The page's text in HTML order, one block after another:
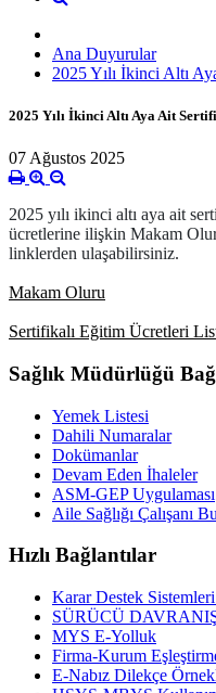
Ana Duyurular
2025 Yılı İkinci Altı
2025 Yılı İkinci Altı Aya Ait
07 Ağustos 2025
2025 yılı ikinci altı aya ait
ücretlerine ilişkin Makam
linklerden ulaşabilirsiniz.
Makam Oluru
Sertifikalı Eğitim Ücretleri
Sağlık Müdürlüğü
Yemek Listesi
Dahili Numaralar
Dokümanlar
Devam Eden İhaleler
ASM-GEP Uygulaması
Aile Sağlığı Çalışanı
Hızlı Bağlantılar
Karar Destek
SÜRÜCÜ
MYS E-Yolluk
Firma-Kurum
E-Nabız Dilekçe